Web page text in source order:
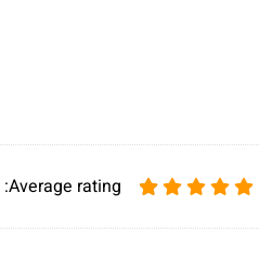
Average rating: